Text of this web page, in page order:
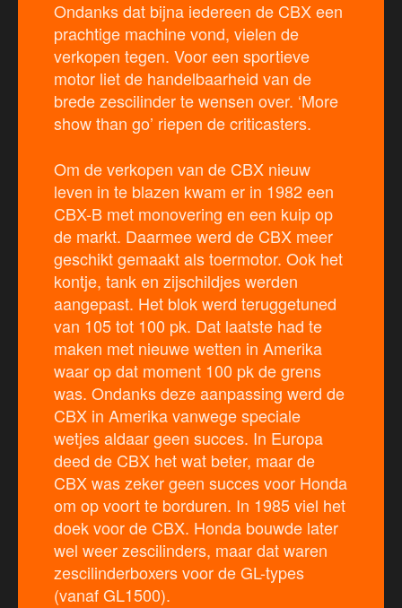
Ondanks dat bijna iedereen de CBX een
prachtige machine vond, vielen de
verkopen tegen. Voor een sportieve
motor liet de handelbaarheid van de
brede zescilinder te wensen over. ‘More
show than go’ riepen de criticasters.
Om de verkopen van de CBX nieuw
leven in te blazen kwam er in 1982 een
CBX-B met monovering en een kuip op
de markt. Daarmee werd de CBX meer
geschikt gemaakt als toermotor. Ook het
kontje, tank en zijschildjes werden
aangepast. Het blok werd teruggetuned
van 105 tot 100 pk. Dat laatste had te
maken met nieuwe wetten in Amerika
waar op dat moment 100 pk de grens
was. Ondanks deze aanpassing werd de
CBX in Amerika vanwege speciale
wetjes aldaar geen succes. In Europa
deed de CBX het wat beter, maar de
CBX was zeker geen succes voor Honda
om op voort te borduren. In 1985 viel het
doek voor de CBX. Honda bouwde later
wel weer zescilinders, maar dat waren
zescilinderboxers voor de GL-types
(vanaf GL1500).